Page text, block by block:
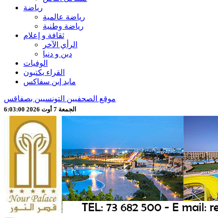
رياضة
رياضة عالمية
رياضة وطنية
ثقافة و إعلام
الرأي الآخر
دين و دنيا
الوفيات
القراء يكتبون
مايد إين سفاكس
موقع الصحفيين التونسيين بصفاقس
الجمعة 7 أوت 2026 6:03:02